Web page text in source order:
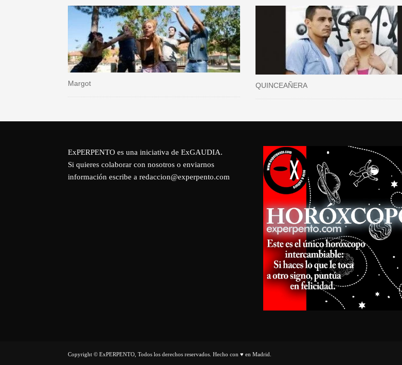
Margot QUINCEAÑERA
ExPERPENTO es una iniciativa de ExGAUDIA.
Si quieres colaborar con nosotros o enviarnos
información escribe a redaccion@experpento.com
Copyright © ExPERPENTO, Todos los derechos reservados. Hecho con ♥ en Madrid.